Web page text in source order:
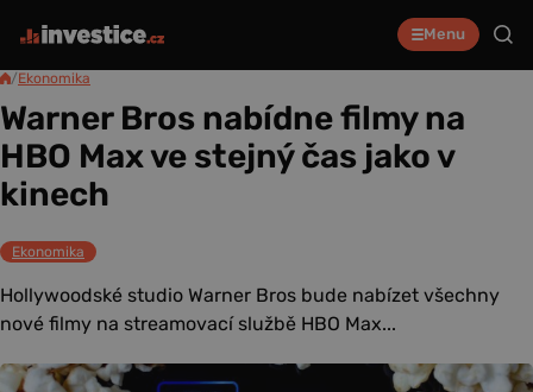
Menu
/Ekonomika
Warner Bros nabídne filmy na
HBO Max ve stejný čas jako v
kinech
Ekonomika
Hollywoodské studio Warner Bros bude nabízet všechny
nové filmy na streamovací službě HBO Max...